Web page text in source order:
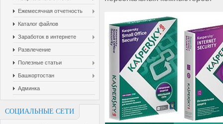
Ежемесячная отчетность
Каталог файлов
Заработок в интернете
Развлечение
Полезные статьи
Башкортостан
Админка
СОЦИАЛЬНЫЕ СЕТИ